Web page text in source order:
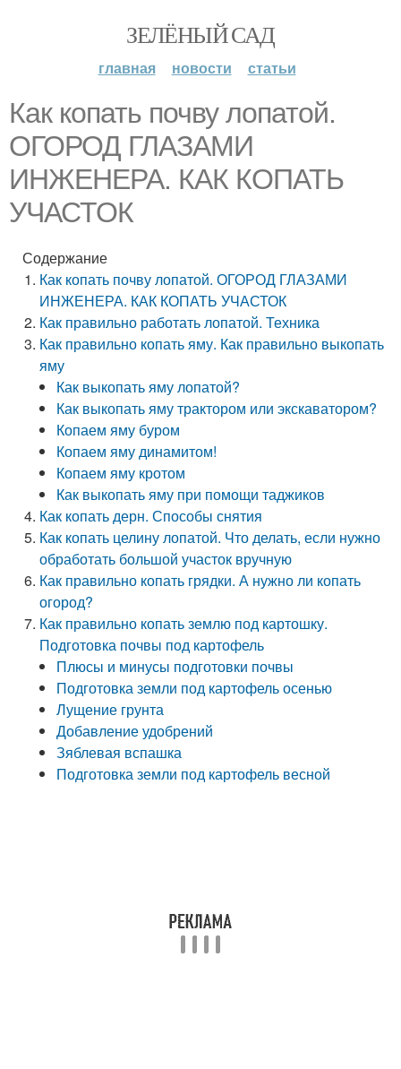
ЗЕЛЁНЫЙ САД
главная новости статьи
Как копать почву лопатой.
ОГОРОД ГЛАЗАМИ
ИНЖЕНЕРА. КАК КОПАТЬ
УЧАСТОК
Содержание
Как копать почву лопатой. ОГОРОД ГЛАЗАМИ
ИНЖЕНЕРА. КАК КОПАТЬ УЧАСТОК
Как правильно работать лопатой. Техника
Как правильно копать яму. Как правильно выкопать
яму
Как выкопать яму лопатой?
Как выкопать яму трактором или экскаватором?
Копаем яму буром
Копаем яму динамитом!
Копаем яму кротом
Как выкопать яму при помощи таджиков
Как копать дерн. Способы снятия
Как копать целину лопатой. Что делать, если нужно
обработать большой участок вручную
Как правильно копать грядки. А нужно ли копать
огород?
Как правильно копать землю под картошку.
Подготовка почвы под картофель
Плюсы и минусы подготовки почвы
Подготовка земли под картофель осенью
Лущение грунта
Добавление удобрений
Зяблевая вспашка
Подготовка земли под картофель весной